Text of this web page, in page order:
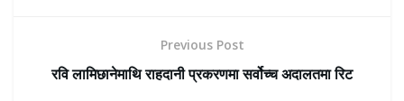
Previous Post
रवि लामिछानेमाथि राहदानी प्रकरणमा सर्वोच्च अदालतमा रिट